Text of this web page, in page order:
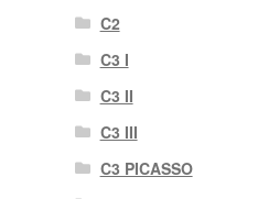
C2
C3 I
C3 II
C3 III
C3 PICASSO